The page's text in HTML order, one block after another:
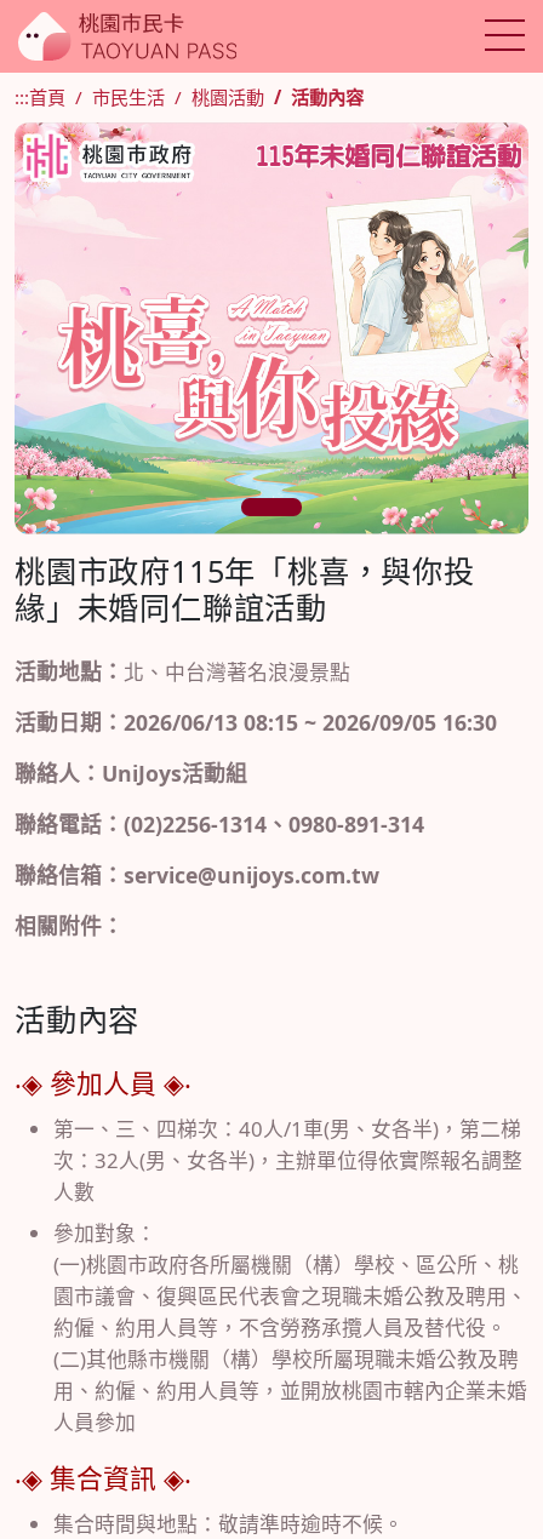
:::首頁 市民生活 桃園活動 活動內容
1
桃園市政府115年「桃喜，與你投
緣」未婚同仁聯誼活動
活動地點： 北、中台灣著名浪漫景點
活動日期：2026/06/13 08:15 ~ 2026/09/05 16:30
聯絡人：UniJoys活動組
聯絡電話：(02)2256-1314、0980-891-314
聯絡信箱：service@unijoys.com.tw
相關附件：
活動內容
‧◈ 參加人員 ◈‧
第一、三、四梯次：40人/1車(男、女各半)，第二梯
次：32人(男、女各半)，主辦單位得依實際報名調整
人數
參加對象：
(一)桃園市政府各所屬機關（構）學校、區公所、桃
園市議會、復興區民代表會之現職未婚公教及聘用、
約僱、約用人員等，不含勞務承攬人員及替代役。
(二)其他縣市機關（構）學校所屬現職未婚公教及聘
用、約僱、約用人員等，並開放桃園市轄內企業未婚
人員參加
‧◈ 集合資訊 ◈‧
集合時間與地點：敬請準時逾時不候。